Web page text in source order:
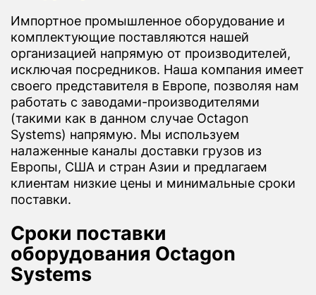
Импортное промышленное оборудование и
комплектующие поставляются нашей
организацией напрямую от производителей,
исключая посредников. Наша компания имеет
своего представителя в Европе, позволяя нам
работать с заводами-производителями
(такими как в данном случае Octagon
Systems) напрямую. Мы используем
налаженные каналы доставки грузов из
Европы, США и стран Азии и предлагаем
клиентам низкие цены и минимальные сроки
поставки.
Сроки поставки
оборудования Octagon
Systems